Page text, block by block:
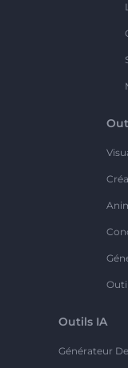
Outils IA
Générateur